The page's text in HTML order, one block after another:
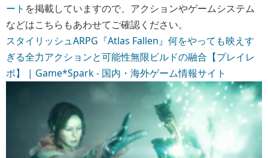
ート を掲載していますので、アクションやゲームシステム
などはこちらもあわせてご確認ください。
スタイリッシュARPG『Atlas Fallen』何をやっても映えす
ぎる全力アクションと可能性無限ビルドの融合【プレイレ
ポ】 | Game*Spark - 国内・海外ゲーム情報サイト